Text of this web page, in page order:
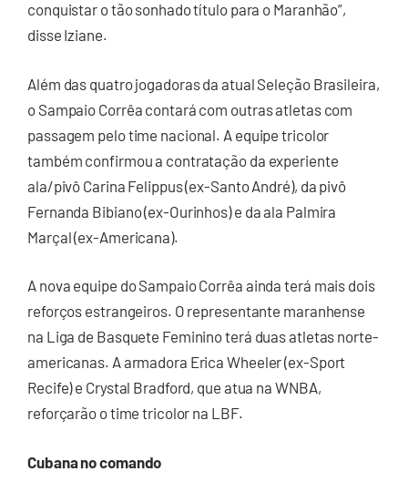
conquistar o tão sonhado título para o Maranhão”,
disse Iziane.
Além das quatro jogadoras da atual Seleção Brasileira,
o Sampaio Corrêa contará com outras atletas com
passagem pelo time nacional. A equipe tricolor
também confirmou a contratação da experiente
ala/pivô Carina Felippus (ex-Santo André), da pivô
Fernanda Bibiano (ex-Ourinhos) e da ala Palmira
Marçal (ex-Americana).
A nova equipe do Sampaio Corrêa ainda terá mais dois
reforços estrangeiros. O representante maranhense
na Liga de Basquete Feminino terá duas atletas norte-
americanas. A armadora Erica Wheeler (ex-Sport
Recife) e Crystal Bradford, que atua na WNBA,
reforçarão o time tricolor na LBF.
Cubana no comando